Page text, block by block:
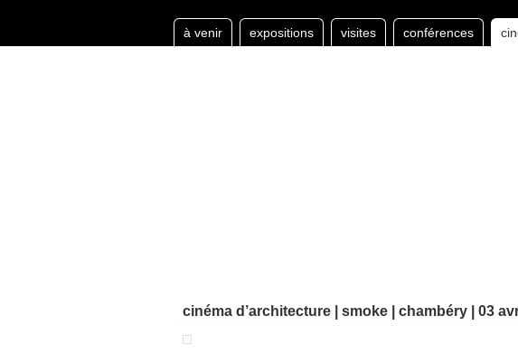
à venir expositions visites conférences
cinéma d’architecture | smoke | chambéry | 03